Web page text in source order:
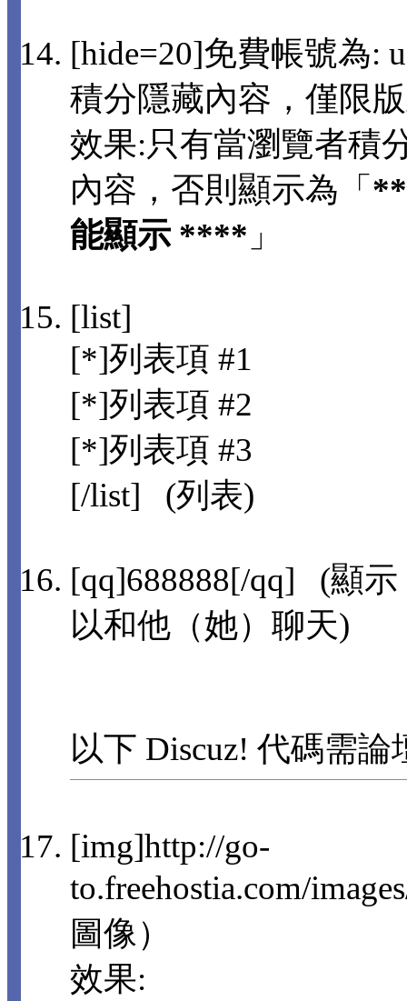
[hide=20]免費帳號為:
積分隱藏內容，僅限
效果:只有當瀏覽者積
內容，否則顯示為「
能顯示 **** 」
[list]
[*]列表項 #1
[*]列表項 #2
[*]列表項 #3
[/list] (列表)
[qq]688888[/qq] (顯
以和他（她）聊天)
以下 Discuz! 代碼需
[img]http://go-
to.freehostia.com/
圖像）
效果: